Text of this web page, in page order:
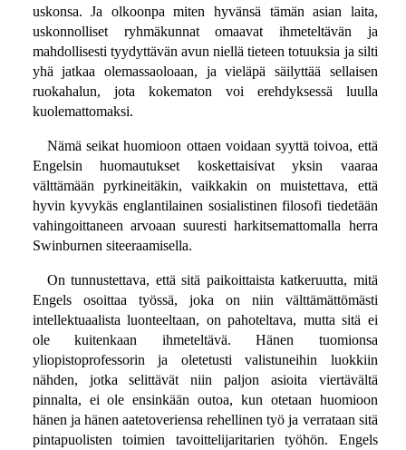
uskonsa. Ja olkoonpa miten hyvänsä tämän asian laita,
uskonnolliset ryhmäkunnat omaavat ihmeteltävän ja
mahdollisesti tyydyttävän avun niellä tieteen totuuksia ja silti
yhä jatkaa olemassaoloaan, ja vieläpä säilyttää sellaisen
ruokahalun, jota kokematon voi erehdyksessä luulla
kuolemattomaksi.
Nämä seikat huomioon ottaen voidaan syyttä toivoa, että
Engelsin huomautukset koskettaisivat yksin vaaraa
välttämään pyrkineitäkin, vaikkakin on muistettava, että
hyvin kyvykäs englantilainen sosialistinen filosofi tiedetään
vahingoittaneen arvoaan suuresti harkitsemattomalla herra
Swinburnen siteeraamisella.
On tunnustettava, että sitä paikoittaista katkeruutta, mitä
Engels osoittaa työssä, joka on niin välttämättömästi
intellektuaalista luonteeltaan, on pahoteltava, mutta sitä ei
ole kuitenkaan ihmeteltävä. Hänen tuomionsa
yliopistoprofessorin ja oletetusti valistuneihin luokkiin
nähden, jotka selittävät niin paljon asioita viertävältä
pinnalta, ei ole ensinkään outoa, kun otetaan huomioon
hänen ja hänen aatetoveriensa rehellinen työ ja verrataan sitä
pintapuolisten toimien tavoittelijaritarien työhön. Engels